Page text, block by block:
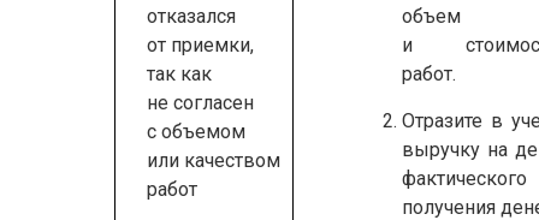
отказался
от приемки,
так как
не согласен
с объемом
или качеством
работ
объем
и
работ.
Отразите в
выручку на
фактического
получения